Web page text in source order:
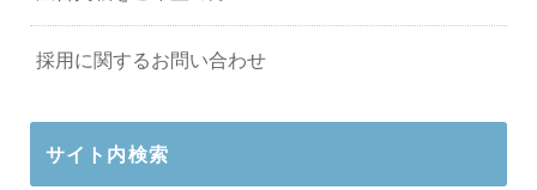
採用に関するお問い合わせ
サイト内検索